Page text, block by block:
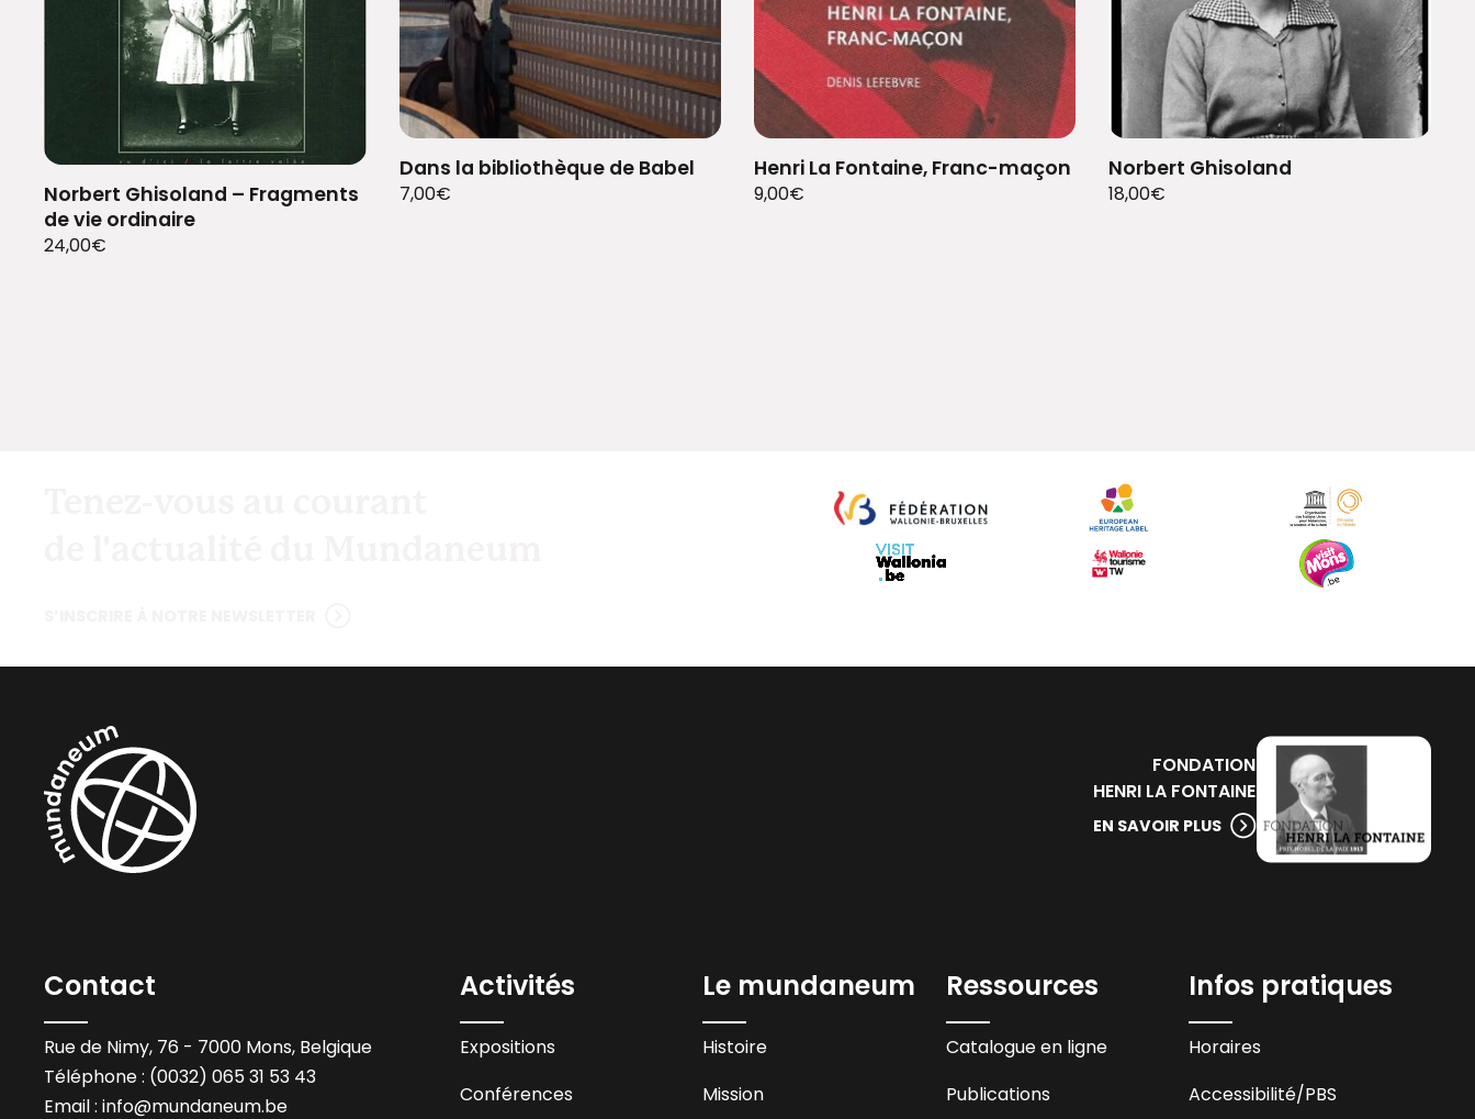
Norbert Ghisoland – Fragments
de vie ordinaire
24,00€
Dans la bibliothèque de Babel
7,00€
Henri La Fontaine, Franc-maçon
9,00€
Norbert Ghisoland
18,00€
FONDATION
HENRI LA FONTAINE
EN SAVOIR PLUS
Contact
Rue de Nimy, 76 - 7000 Mons, Belgique
Téléphone : (0032) 065 31 53 43
Email :info@mundaneum.be
Activités
Expositions
Conférences
Le mundaneum
Histoire
Mission
Ressources
Catalogue en ligne
Publications
Infos pratiques
Horaires
Accessibilité/PBS